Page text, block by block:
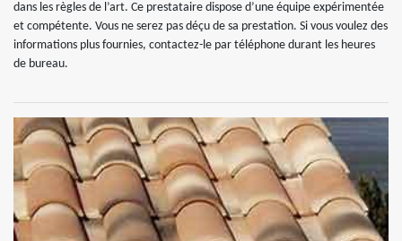
dans les règles de l’art. Ce prestataire dispose d’une équipe expérimentée
et compétente. Vous ne serez pas déçu de sa prestation. Si vous voulez des
informations plus fournies, contactez-le par téléphone durant les heures
de bureau.